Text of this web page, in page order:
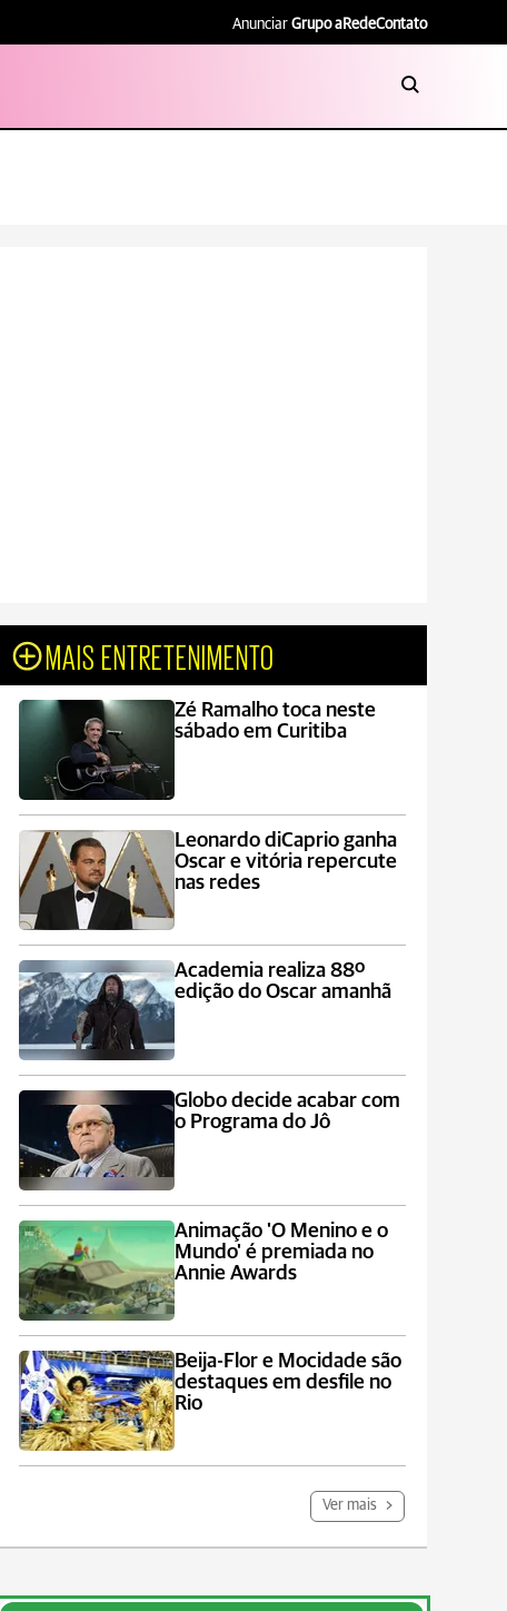
Anunciar Grupo aRedeContato
MAIS ENTRETENIMENTO
Zé Ramalho toca neste
sábado em Curitiba
Leonardo diCaprio ganha
Oscar e vitória repercute
nas redes
Academia realiza 88º
edição do Oscar amanhã
Globo decide acabar com
o Programa do Jô
Animação 'O Menino e o
Mundo' é premiada no
Annie Awards
Beija-Flor e Mocidade são
destaques em desfile no
Rio
Ver mais